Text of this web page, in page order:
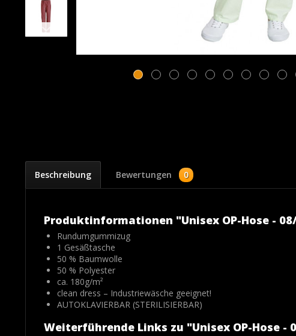
Beschreibung Bewertungen 0
Produktinformationen "Unisex OP-Hose -
Rundumgummizug
1 Gesäßtasche
50 % Baumwolle
50 % Polyester
ca. 180g/m²
clean dress – Industriewäsche geeignet!
AUTOKLAVIERBAR (STERILISIERBAR)
Weiterführende Links zu "Unisex OP-Hose -